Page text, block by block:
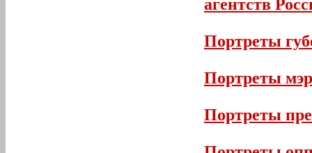
агентств
Портреты
Портреты
Портреты